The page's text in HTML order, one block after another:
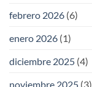
febrero 2026 (6)
enero 2026 (1)
diciembre 2025 (4)
noviembre 2025 (3)